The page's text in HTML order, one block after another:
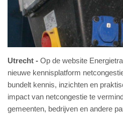
Utrecht
Op de website
nieuwe kennisplatform
bundelt kennis, inzichten en
impact van netcongestie te
gemeenten, bedrijven en andere